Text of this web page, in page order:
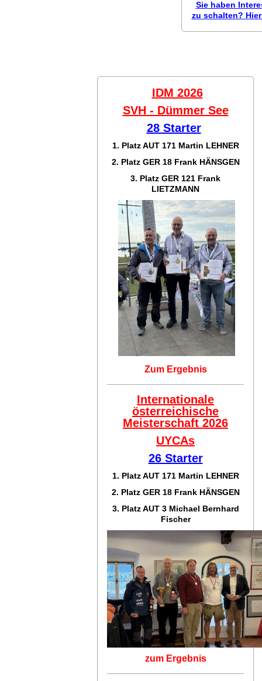
Sie haben
zu schalten?
IDM 2026
SVH - Dümmer See
28 Starter
1. Platz AUT 171 Martin LEHNER
2. Platz GER 18 Frank HÄNSGEN
3. Platz GER 121 Frank
LIETZMANN
Zum Ergebnis
Internationale
österreichische
Meisterschaft 2026
UYCAs
26 Starter
1. Platz AUT 171 Martin LEHNER
2. Platz GER 18 Frank HÄNSGEN
3. Platz AUT 3 Michael Bernhard
Fischer
zum Ergebnis